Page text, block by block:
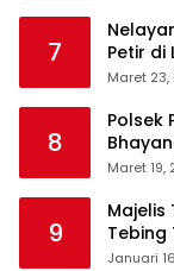
7
Petir di
Maret 23,
8
Polsek
Takjil
Maret 19,
9
Majelis
Tebing
Haram
Januari